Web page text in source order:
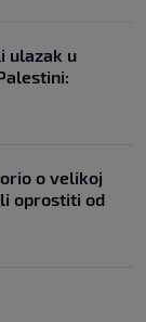
ulazak u
o velikoj
oprostiti od